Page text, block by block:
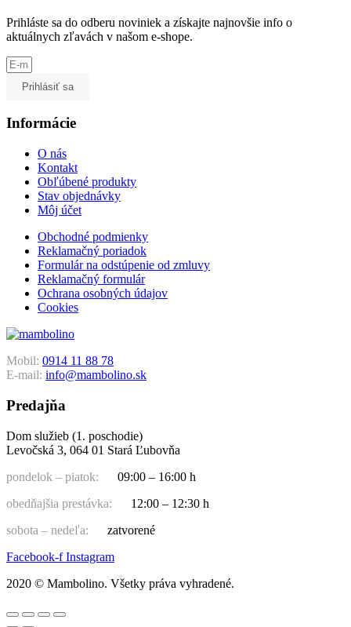
Prihláste sa do odberu noviniek a získajte najnovšie info o
aktuálnych zľavách v našom e-shope.
Prihlásiť sa
Informácie
O nás
Kontakt
Obľúbené produkty
Stav objednávky
Môj účet
Obchodné podmienky
Reklamačný poriadok
Formulár na odstúpenie od zmluvy
Reklamačný formulár
Ochrana osobných údajov
Cookies
Mobil: 0914 11 88 78
E-mail: info@mambolino.sk
Predajňa
Dom služieb (1. poschodie)
Levočská 3, 064 01 Stará Ľubovňa
pondelok – piatok:
09:00 – 16:00 h
obedňajšia prestávka:
12:00 – 12:30 h
sobota – nedeľa:
zatvorené
Facebook-f Instagram
2020 © Mambolino. Všetky práva vyhradené.